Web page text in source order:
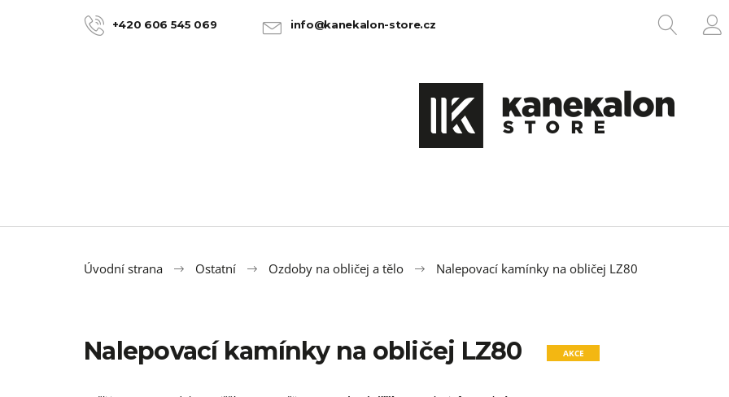
+420 606 545 069 info@kanekalon-store.cz
Úvodní strana Ostatní Ozdoby na obličej a tělo Nalepovací kamínky na obličej LZ80
Nalepovací kamínky na obličej LZ80 AKCE
Co potřebujete najít?
100% JUMBO BRAID KANEKALON 22
SUPERBRAID
100% EZ KANEKALON 1